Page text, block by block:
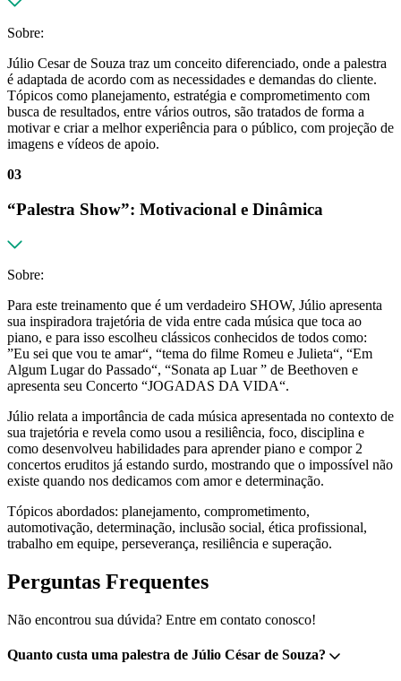
Sobre:
Júlio Cesar de Souza traz um conceito diferenciado, onde a palestra
é adaptada de acordo com as necessidades e demandas do cliente.
Tópicos como planejamento, estratégia e comprometimento com
busca de resultados, entre vários outros, são tratados de forma a
motivar e criar a melhor experiência para o público, com projeção de
imagens e vídeos de apoio.
03
“Palestra Show”: Motivacional e Dinâmica
Sobre:
Para este treinamento que é um verdadeiro SHOW, Júlio apresenta
sua inspiradora trajetória de vida entre cada música que toca ao
piano, e para isso escolheu clássicos conhecidos de todos como:
”Eu sei que vou te amar“, “tema do filme Romeu e Julieta“, “Em
Algum Lugar do Passado“, “Sonata ap Luar ” de Beethoven e
apresenta seu Concerto “JOGADAS DA VIDA“.
Júlio relata a importância de cada música apresentada no contexto de
sua trajetória e revela como usou a resiliência, foco, disciplina e
como desenvolveu habilidades para aprender piano e compor 2
concertos eruditos já estando surdo, mostrando que o impossível não
existe quando nos dedicamos com amor e determinação.
Tópicos abordados: planejamento, comprometimento,
automotivação, determinação, inclusão social, ética profissional,
trabalho em equipe, perseverança, resiliência e superação.
Perguntas Frequentes
Não encontrou sua dúvida? Entre em contato conosco!
Quanto custa uma palestra de Júlio César de Souza?